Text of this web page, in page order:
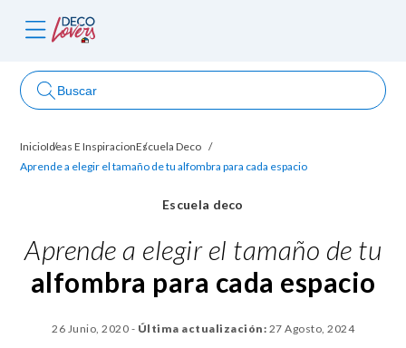
Buscar
InicioIdeas E InspiracionEscuela Deco
Aprende a elegir el tamaño de tu alfombra para cada espacio
Escuela deco
Aprende a elegir el tamaño de tu
alfombra para cada espacio
26 Junio, 2020 - Última actualización: 27 Agosto, 2024